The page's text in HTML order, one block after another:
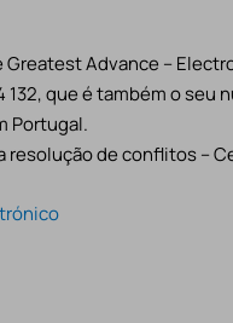
Advance –
132, que é também o
Portugal.
de conflitos –